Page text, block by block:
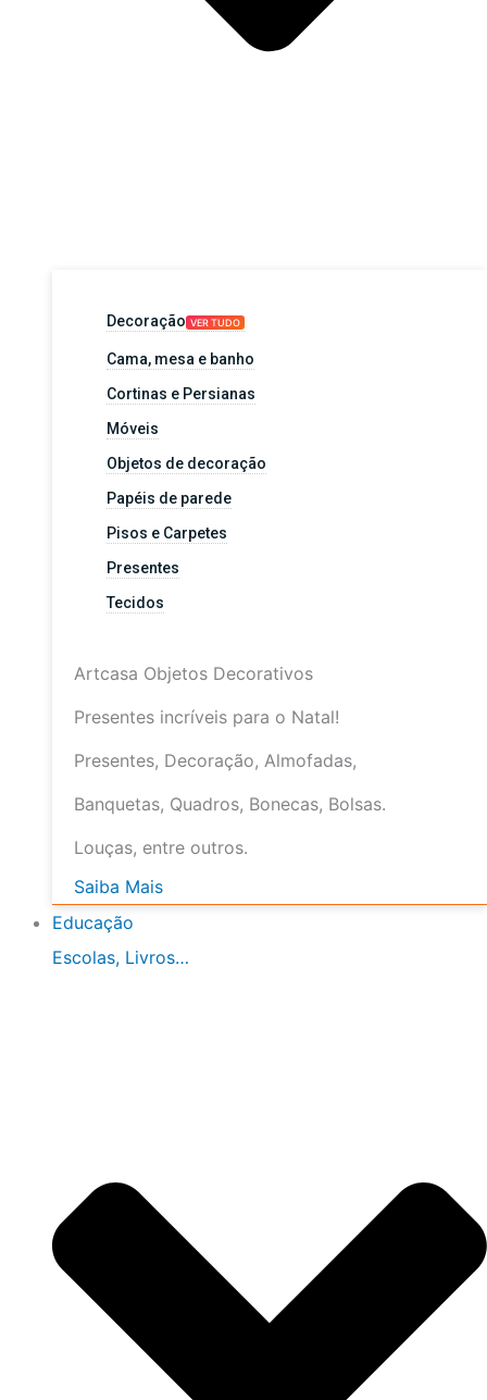
Decoração VER TUDO
Cama, mesa e banho
Cortinas e Persianas
Móveis
Objetos de decoração
Papéis de parede
Pisos e Carpetes
Presentes
Tecidos
Artcasa Objetos Decorativos
Presentes incríveis para o Natal!
Presentes, Decoração, Almofadas,
Banquetas, Quadros, Bonecas, Bolsas.
Louças, entre outros.
Saiba Mais
Educação
Escolas, Livros…